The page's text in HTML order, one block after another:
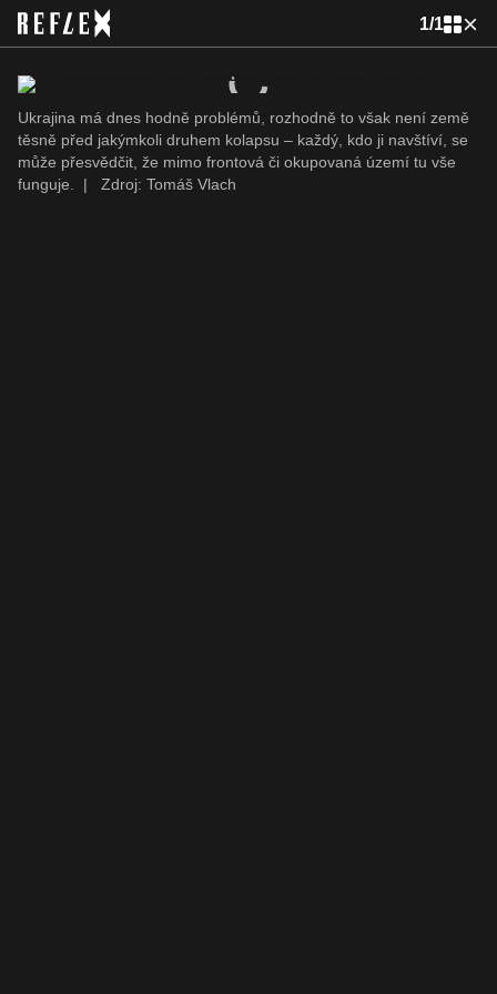
1/1
Ukrajina má dnes hodně problémů, rozhodně to však není země
těsně před jakýmkoli druhem kolapsu – každý, kdo ji navštíví, se
může přesvědčit, že mimo frontová či okupovaná území tu vše
funguje.
| Zdroj: Tomáš Vlach